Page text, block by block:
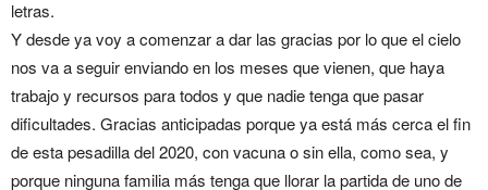
letras.
Y desde ya voy a comenzar a dar las gracias por lo que el cielo
nos va a seguir enviando en los meses que vienen, que haya
trabajo y recursos para todos y que nadie tenga que pasar
dificultades. Gracias anticipadas porque ya está más cerca el fin
de esta pesadilla del 2020, con vacuna o sin ella, como sea, y
porque ninguna familia más tenga que llorar la partida de uno de